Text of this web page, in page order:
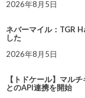
2026年8月5日
ネバーマイル：TGR
した
2026年8月5日
【トドケール】マル
とのAPI連携を開始